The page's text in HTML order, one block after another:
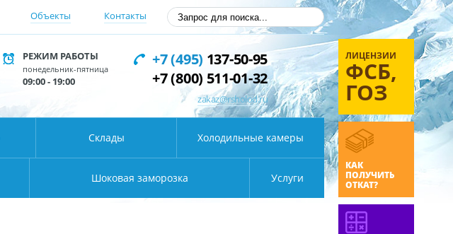
Объекты Контакты
РЕЖИМ РАБОТЫ
понедельник-пятница
09:00 - 19:00
+7 (495) 137-50-95
+7 (800) 511-01-32
zakaz@rsholod.ru
Склады Холодильные камеры
Шоковая заморозка Услуги
ЛИЦЕНЗИИ
ФСБ,
ГОЗ
КАК
ПОЛУЧИТЬ
ОТКАТ?